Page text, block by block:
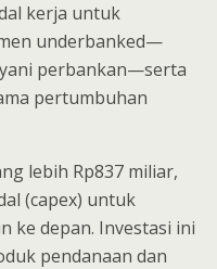
kerja untuk
underbanked—
perbankan—serta
pertumbuhan
lebih Rp837 miliar,
(capex) untuk
ke depan. Investasi ini
pendanaan dan